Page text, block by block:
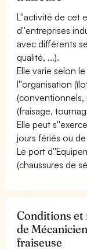
L''activité de cet
d''entreprises
avec différents
qualité, ...).
Elle varie selon
l''organisation
(conventionnels,
(fraisage,
Elle peut
jours fériés ou
Le port
(chaussures de
Conditions
de
fraiseuse